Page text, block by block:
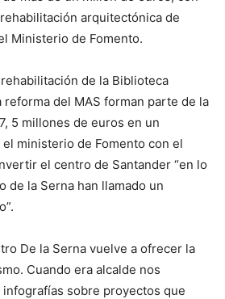
arquitectónica de
Ministerio de Fomento.
de la Biblioteca
reforma del MAS forman parte de la
5 millones de euros en un
ministerio de Fomento con el
el centro de Santander “en lo
de la Serna han llamado un
De la Serna vuelve a ofrecer la
Cuando era alcalde nos
sobre proyectos que